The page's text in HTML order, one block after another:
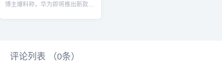
博主爆料称，华为即将推出新款
据CNMO了解，此前还有数码博主
评论列表 （0条）